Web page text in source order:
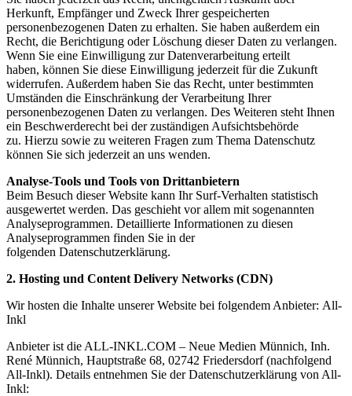
Herkunft, Empfänger und Zweck Ihrer gespeicherten
personenbezogenen Daten zu erhalten. Sie haben außerdem ein
Recht, die Berichtigung oderLöschung dieser Daten zu verlangen.
Wenn Sie eine Einwilligung zur Datenverarbeitung erteilt
haben, können Sie diese Einwilligung jederzeit für die Zukunft
widerrufen. Außerdem haben Sie das Recht, unterbestimmten
Umständen die Einschränkung der Verarbeitung Ihrer
personenbezogenen Daten zu verlangen. Des Weiteren steht Ihnen
ein Beschwerderecht bei der zuständigen Aufsichtsbehörde
zu. Hierzu sowie zu weiteren Fragen zum Thema Datenschutz
können Sie sich jederzeit an uns wenden.
Analyse-Tools und Tools von Drittanbietern
Beim Besuch dieser Website kann Ihr Surf-Verhalten statistisch
ausgewertet werden. Das geschieht vorallem mit sogenannten
Analyseprogrammen. Detaillierte Informationen zu diesen
Analyseprogrammen finden Sie in der
folgenden Datenschutzerklärung.
2. Hosting und Content Delivery Networks (CDN)
Wir hosten die Inhalte unserer Website bei folgendem Anbieter: All-
Inkl
Anbieter ist die ALL-INKL.COM – Neue Medien Münnich, Inh.
René Münnich, Hauptstraße 68, 02742 Friedersdorf (nachfolgend
All-Inkl). Details entnehmen Sie der Datenschutzerklärung von All-
Inkl: